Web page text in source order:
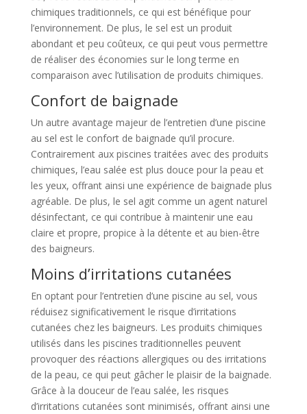
chimiques traditionnels, ce qui est bénéfique pour
l’environnement. De plus, le sel est un produit
abondant et peu coûteux, ce qui peut vous permettre
de réaliser des économies sur le long terme en
comparaison avec l’utilisation de produits chimiques.
Confort de baignade
Un autre avantage majeur de l’entretien d’une piscine
au sel est le confort de baignade qu’il procure.
Contrairement aux piscines traitées avec des produits
chimiques, l’eau salée est plus douce pour la peau et
les yeux, offrant ainsi une expérience de baignade plus
agréable. De plus, le sel agit comme un agent naturel
désinfectant, ce qui contribue à maintenir une eau
claire et propre, propice à la détente et au bien-être
des baigneurs.
Moins d’irritations cutanées
En optant pour l’entretien d’une piscine au sel, vous
réduisez significativement le risque d’irritations
cutanées chez les baigneurs. Les produits chimiques
utilisés dans les piscines traditionnelles peuvent
provoquer des réactions allergiques ou des irritations
de la peau, ce qui peut gâcher le plaisir de la baignade.
Grâce à la douceur de l’eau salée, les risques
d’irritations cutanées sont minimisés, offrant ainsi une